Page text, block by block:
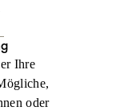
Ihre
oder